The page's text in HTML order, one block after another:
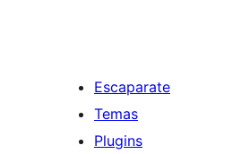
Escaparate
Temas
Plugins